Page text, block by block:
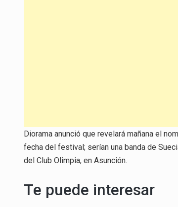
Diorama anunció que revelará mañana el
fecha del festival; serían una banda de
del Club Olimpia, en Asunción.
Te puede interesar